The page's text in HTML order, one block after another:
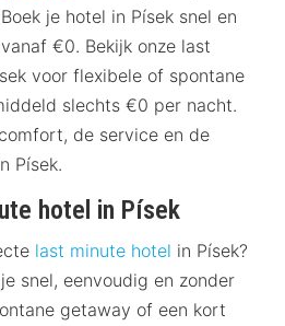
je hotel in Písek snel en
€0. Bekijk onze last
voor flexibele of spontane
slechts €0 per nacht.
de service en de
Písek.
hotel in Písek
last minute hotel in Písek?
snel, eenvoudig en zonder
getaway of een kort